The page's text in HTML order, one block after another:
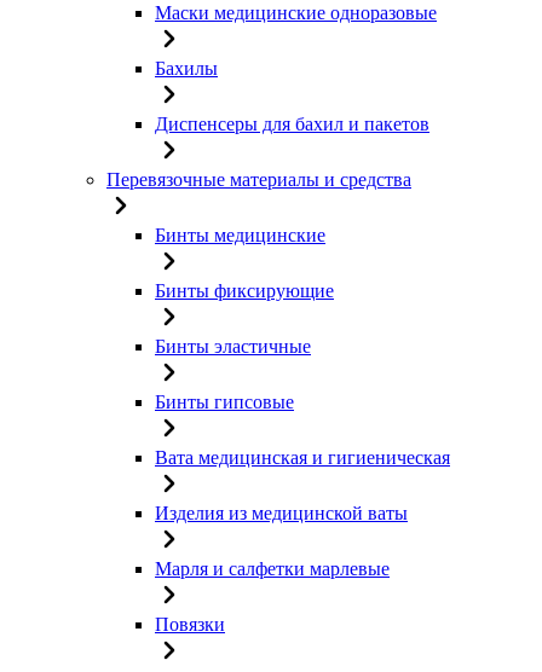
Маски медицинские одноразовые
Бахилы
Диспенсеры для бахил и пакетов
Перевязочные материалы и средства
Бинты медицинские
Бинты фиксирующие
Бинты эластичные
Бинты гипсовые
Вата медицинская и гигиеническая
Изделия из медицинской ваты
Марля и салфетки марлевые
Повязки